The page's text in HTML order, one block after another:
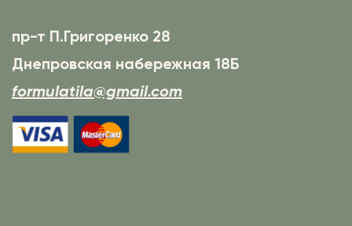
пр-т П.Григоренко 28
Днепровская набережная 18Б
formulatila@gmail.com